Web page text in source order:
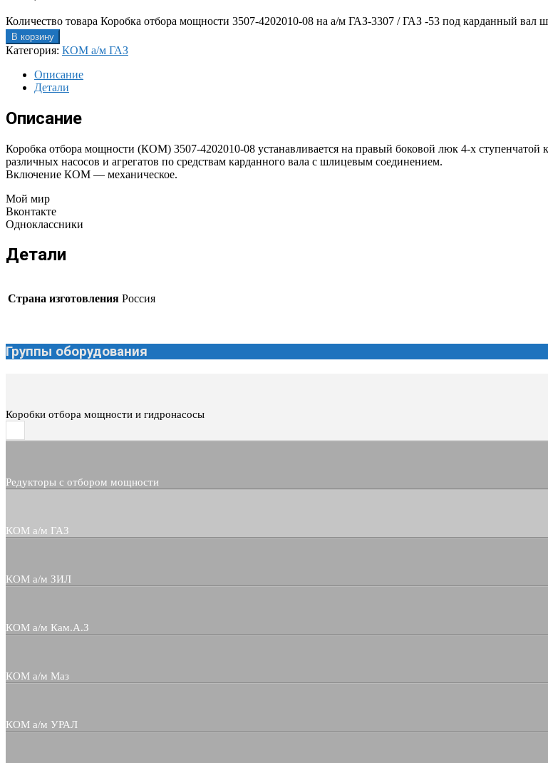
Количество товара Коробка отбора мощности 3507-4202010-08 на а/м ГАЗ-3307 / ГАЗ -53 под карданный вал
В корзину
Категория: КОМ а/м ГАЗ
Описание
Детали
Описание
Коробка отбора мощности (КОМ) 3507-4202010-08 устанавливается на правый боковой люк 4-х
различных насосов и агрегатов по средствам карданного вала с шлицевым соединением.
Включение КОМ — механическое.
Мой мир
Вконтакте
Одноклассники
Детали
Страна изготовления Россия
Группы оборудования
Коробки отбора мощности и гидронасосы
Редукторы с отбором мощности
КОМ а/м ГАЗ
КОМ а/м ЗИЛ
КОМ а/м Кам.А.З
КОМ а/м Маз
КОМ а/м УРАЛ